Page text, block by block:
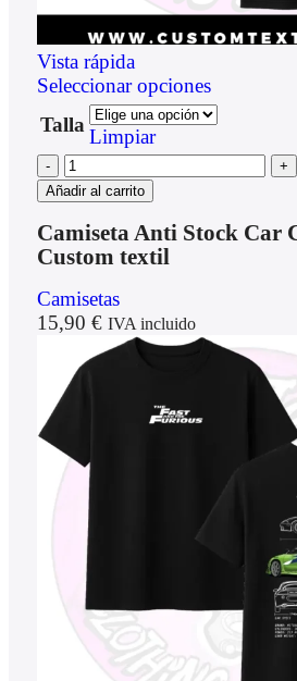
Vista rápida
Seleccionar opciones
Talla
Limpiar
Añadir al carrito
Camiseta Anti Stock Car
Custom textil
Camisetas
15,90 € IVA incluido